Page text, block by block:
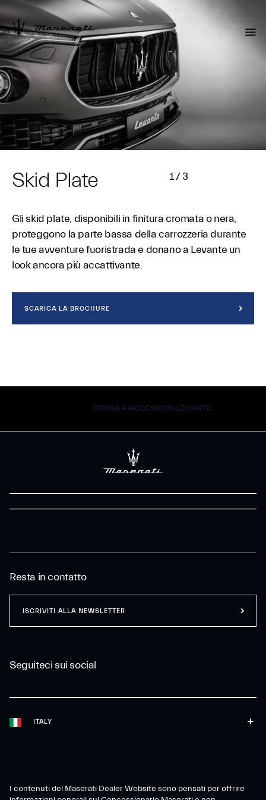
Skid Plate 1/3
Gli skid plate, disponibili in finitura cromata o nera,
proteggono la parte bassa della carrozzeria durante
le tue avventure fuoristrada e donano a Levante un
look ancora più accattivante.
SCARICA LA BROCHURE
TORNA A ACCESSORI LEVANTE
ITALY
Seguiteci sui social
Resta in contatto
ISCRIVITI ALLA NEWSLETTER
I contenuti del Maserati Dealer Website sono pensati per offrire